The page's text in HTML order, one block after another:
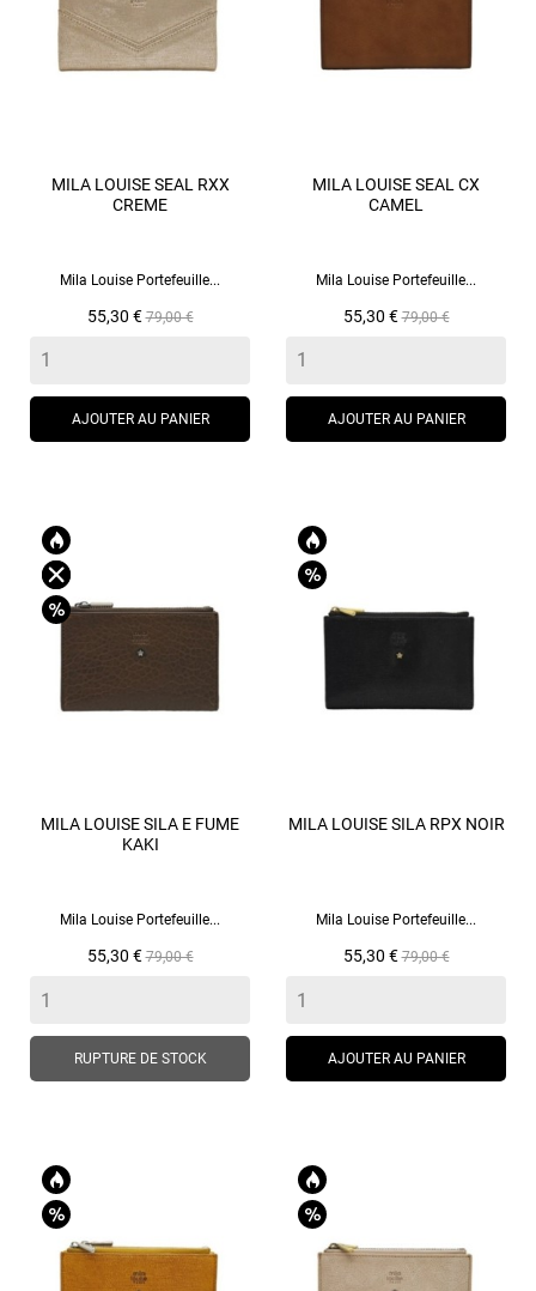
MILA LOUISE SEAL RXX
CREME
Mila Louise Portefeuille...
Prix
55,30 €Prix
79,00 €
AJOUTER AU PANIER
MILA LOUISE SEAL CX
CAMEL
Mila Louise Portefeuille...
Prix
55,30 €Prix
79,00 €
AJOUTER AU PANIER
MILA LOUISE SILA E FUME
KAKI
Mila Louise Portefeuille...
Prix
55,30 €Prix
79,00 €
RUPTURE DE STOCK
MILA LOUISE SILA RPX NOIR
Mila Louise Portefeuille...
Prix
55,30 €Prix
79,00 €
AJOUTER AU PANIER